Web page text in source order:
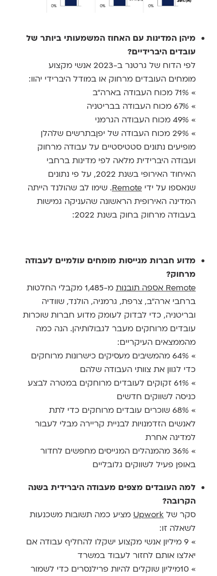
מיהן המדינות עם האחוז המשמעותי ביותר של
עובדים היברידיים?
לפי הדוח של גרטנר ב-2023 אנשי מקצוע
מומחים העובדים מרחוק או במודל היברידי יהוו:
» 71% מכוח העבודה בארה"ב
» 67% מכוח העבודה בבריטניה
» 49% מכוח העבודה הגרמני
» 29% מכוח העבודה של יפןבתרשים שלהלן
מופיעים נתונים סטטיסטיים על עבודה מרחוק
ועבודה היברידית מלאה לפי מדינות ברחבי
האיחוד האירופי בשנת 2022, על פי נתונים
שנאספו על ידי Remote. שימו לב שהולנד הייתה
המדינה האירופית הראשונה שהעניקה גמישות
בעבודה מרחוק בחוק בשנת 2022:
מדוע חברות מגייסות מומחים עולמיים לעבודה
מרחוק?
Remote אספה תובנות
מ-1,485 מקבלי החלטות
ברחבי ארה"ב, צרפת, גרמניה, הולנד, שוודיה
ובריטניה, כדי לבדוק לעומק מדוע חברות שוכרות
עובדים מרוחקים מעבר לגבולותיהן. הנה כמה
מהממצאים העיקריים:
» 64% מהמשיבים מעסיקים כישרונות מרוחקים
כדי לגוון את צוותי העבודה שלהם
» 61% זקוקים לעובדים מרוחקים במטרה לבצע
כניסה לשווקים חדשים
» 68% שוכרים עובדים מרוחקים כדי לתת
לאנשים הזדמנויות לבניית קריירה מבלי לעבור
למדינה אחרת
» 36% מהמנהלים המגייסים מחפשים לחדור
באופן פעיל לשווקים גלובליים
למה העובדים מצפים מעבודה היברידית בשנה
הקרובה?
סקר של Upwork מציע כמה תשובות משכנעות
לשאלה זו:
» 9 מיליון אנשי מקצוע ישקלו להחליף עבודה אם
יאלצו אותם לחזור לעבוד במשרד
» 10מיליון שוקלים להיות פרילנסרים כדי לשמור